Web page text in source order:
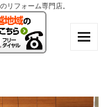
リフォーム専門店。